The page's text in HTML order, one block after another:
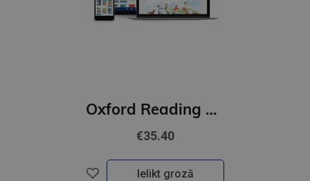
Oxford Reading Club 12 months' access
€35.40
Ielikt grozā